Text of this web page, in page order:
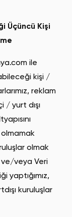
Üçüncü Kişi
ile
kişi /
reklam
/ yurt dışı
olmamak
olmak
veya Veri
yaptığımız,
kuruluşlar